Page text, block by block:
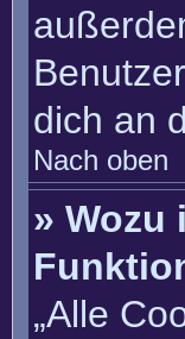
dich an
Nach oben
» Wozu
„Alle